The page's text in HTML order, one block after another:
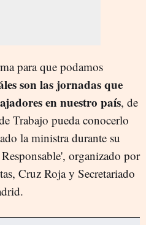
para que podamos
son las jornadas que
en nuestro país, de
Trabajo pueda conocerlo
la ministra durante su
organizado por
Cruz Roja y Secretariado